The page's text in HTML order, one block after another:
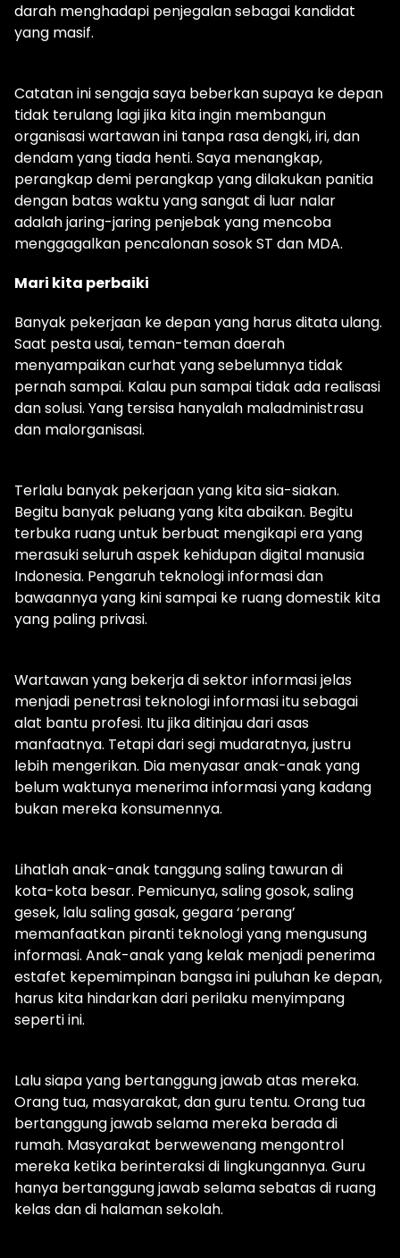
darah menghadapi penjegalan sebagai kandidat
yang masif.
Catatan ini sengaja saya beberkan supaya ke depan
tidak terulang lagi jika kita ingin membangun
organisasi wartawan ini tanpa rasa dengki, iri, dan
dendam yang tiada henti. Saya menangkap,
perangkap demi perangkap yang dilakukan panitia
dengan batas waktu yang sangat di luar nalar
adalah jaring-jaring penjebak yang mencoba
menggagalkan pencalonan sosok ST dan MDA.
Mari kita perbaiki
Banyak pekerjaan ke depan yang harus ditata ulang.
Saat pesta usai, teman-teman daerah
menyampaikan curhat yang sebelumnya tidak
pernah sampai. Kalau pun sampai tidak ada realisasi
dan solusi. Yang tersisa hanyalah maladministrasu
dan malorganisasi.
Terlalu banyak pekerjaan yang kita sia-siakan.
Begitu banyak peluang yang kita abaikan. Begitu
terbuka ruang untuk berbuat mengikapi era yang
merasuki seluruh aspek kehidupan digital manusia
Indonesia. Pengaruh teknologi informasi dan
bawaannya yang kini sampai ke ruang domestik kita
yang paling privasi.
Wartawan yang bekerja di sektor informasi jelas
menjadi penetrasi teknologi informasi itu sebagai
alat bantu profesi. Itu jika ditinjau dari asas
manfaatnya. Tetapi dari segi mudaratnya, justru
lebih mengerikan. Dia menyasar anak-anak yang
belum waktunya menerima informasi yang kadang
bukan mereka konsumennya.
Lihatlah anak-anak tanggung saling tawuran di
kota-kota besar. Pemicunya, saling gosok, saling
gesek, lalu saling gasak, gegara ‘perang’
memanfaatkan piranti teknologi yang mengusung
informasi. Anak-anak yang kelak menjadi penerima
estafet kepemimpinan bangsa ini puluhan ke depan,
harus kita hindarkan dari perilaku menyimpang
seperti ini.
Lalu siapa yang bertanggung jawab atas mereka.
Orang tua, masyarakat, dan guru tentu. Orang tua
bertanggung jawab selama mereka berada di
rumah. Masyarakat berwewenang mengontrol
mereka ketika berinteraksi di lingkungannya. Guru
hanya bertanggung jawab selama sebatas di ruang
kelas dan di halaman sekolah.